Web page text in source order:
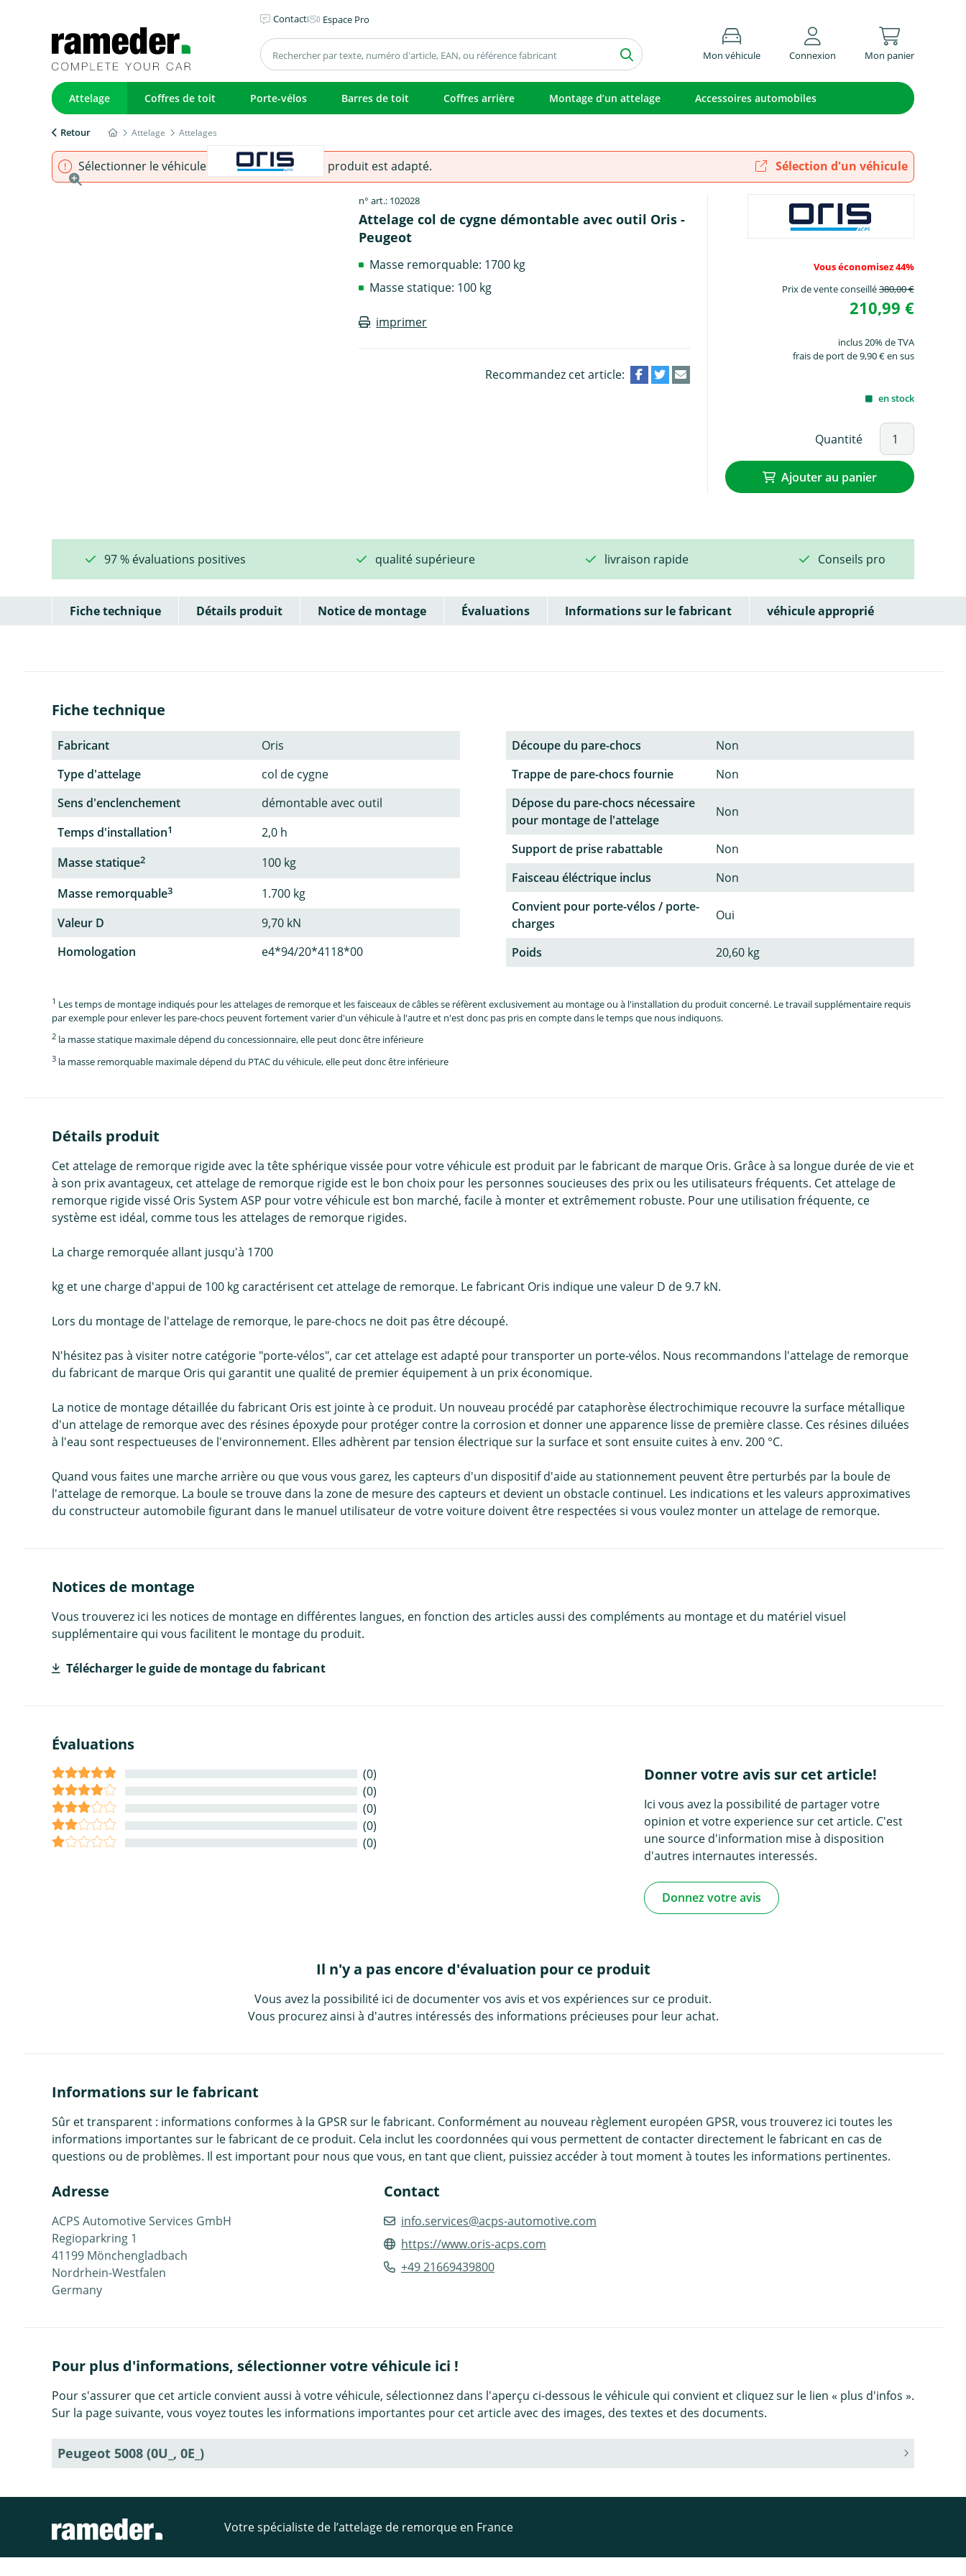
Contact Espace Pro
Mon véhicule Connexion Mon panier
Attelage Coffres de toit Porte-vélos Barres de toit Coffres arrière Montage d’un attelage Accessoires automobiles
Retour Attelage Attelages
Sélectionner le véhicule pour s'assurer que le produit est adapté. Sélection d'un véhicule
n° art.: 102028
Attelage col de cygne démontable avec outil Oris -
Peugeot
Masse remorquable: 1700 kg
Masse statique: 100 kg
imprimer
Recommandez cet article:
Vous économisez 44%
Prix de vente conseillé380,00 €
210,99 €
inclus 20% de TVA
frais de port de 9,90 € en sus
en stock
Quantité
Ajouter au panier
97 % évaluations positives qualité supérieure livraison rapide Conseils pro
Fiche technique Détails produit Notice de montage Évaluations Informations sur le fabricant véhicule approprié
Fiche technique
Fabricant
Oris
Type d'attelage
col de cygne
Sens d'enclenchement
démontable avec outil
Temps d'installation1
2,0 h
Masse statique2
100 kg
Masse remorquable3
1.700 kg
Valeur D
9,70 kN
Homologation
e4*94/20*4118*00
Découpe du pare-chocs
Non
Trappe de pare-chocs fournie
Non
Dépose du pare-chocs nécessaire
pour montage de l'attelage
Non
Support de prise rabattable
Non
Faisceau éléctrique inclus
Non
Convient pour porte-vélos / porte-
charges
Oui
Poids 20,60 kg
1 Les temps de montage indiqués pour les attelages de remorque et les faisceaux de câbles se réfèrent exclusivement au montage ou à l'installation du produit concerné. Le travail supplémentaire requis
par exemple pour enlever les pare-chocs peuvent fortement varier d'un véhicule à l'autre et n'est donc pas pris en compte dans le temps que nous indiquons.
2 la masse statique maximale dépend du concessionnaire, elle peut donc être inférieure
3 la masse remorquable maximale dépend du PTAC du véhicule, elle peut donc être inférieure
Détails produit
Cet attelage de remorque rigide avec la tête sphérique vissée pour votre véhicule est produit par le fabricant de marque Oris. Grâce à sa longue durée de vie et
à son prix avantageux, cet attelage de remorque rigide est le bon choix pour les personnes soucieuses des prix ou les utilisateurs fréquents. Cet attelage de
remorque rigide vissé Oris System ASP pour votre véhicule est bon marché, facile à monter et extrêmement robuste. Pour une utilisation fréquente, ce
système est idéal, comme tous les attelages de remorque rigides.
La charge remorquée allant jusqu'à 1700
kg et une charge d'appui de 100 kg caractérisent cet attelage de remorque. Le fabricant Oris indique une valeur D de 9.7 kN.
Lors du montage de l'attelage de remorque, le pare-chocs ne doit pas être découpé.
N'hésitez pas à visiter notre catégorie "porte-vélos", car cet attelage est adapté pour transporter un porte-vélos. Nous recommandons l'attelage de remorque
du fabricant de marque Oris qui garantit une qualité de premier équipement à un prix économique.
La notice de montage détaillée du fabricant Oris est jointe à ce produit. Un nouveau procédé par cataphorèse électrochimique recouvre la surface métallique
d'un attelage de remorque avec des résines époxyde pour protéger contre la corrosion et donner une apparence lisse de première classe. Ces résines diluées
à l'eau sont respectueuses de l'environnement. Elles adhèrent par tension électrique sur la surface et sont ensuite cuites à env. 200 °C.
Quand vous faites une marche arrière ou que vous vous garez, les capteurs d'un dispositif d'aide au stationnement peuvent être perturbés par la boule de
l'attelage de remorque. La boule se trouve dans la zone de mesure des capteurs et devient un obstacle continuel. Les indications et les valeurs approximatives
du constructeur automobile figurant dans le manuel utilisateur de votre voiture doivent être respectées si vous voulez monter un attelage de remorque.
Notices de montage
Vous trouverez ici les notices de montage en différentes langues, en fonction des articles aussi des compléments au montage et du matériel visuel
supplémentaire qui vous facilitent le montage du produit.
Télécharger le guide de montage du fabricant
Évaluations
(0)
(0)
(0)
(0)
(0)
Donner votre avis sur cet article!
Ici vous avez la possibilité de partager votre
opinion et votre experience sur cet article. C'est
une source d'information mise à disposition
d'autres internautes interessés.
Donnez votre avis
Il n'y a pas encore d'évaluation pour ce produit
Vous avez la possibilité ici de documenter vos avis et vos expériences sur ce produit.
Vous procurez ainsi à d'autres intéressés des informations précieuses pour leur achat.
Informations sur le fabricant
Sûr et transparent : informations conformes à la GPSR sur le fabricant. Conformément au nouveau règlement européen GPSR, vous trouverez ici toutes les
informations importantes sur le fabricant de ce produit. Cela inclut les coordonnées qui vous permettent de contacter directement le fabricant en cas de
questions ou de problèmes. Il est important pour nous que vous, en tant que client, puissiez accéder à tout moment à toutes les informations pertinentes.
Adresse
ACPS Automotive Services GmbH
Regioparkring 1
41199 Mönchengladbach
Nordrhein-Westfalen
Germany
Contact
info.services@acps-automotive.com
https://www.oris-acps.com
+49 21669439800
Pour plus d'informations, sélectionner votre véhicule ici !
Pour s'assurer que cet article convient aussi à votre véhicule, sélectionnez dans l'aperçu ci-dessous le véhicule qui convient et cliquez sur le lien « plus d'infos ».
Sur la page suivante, vous voyez toutes les informations importantes pour cet article avec des images, des textes et des documents.
Peugeot 5008 (0U_, 0E_)
Votre spécialiste de l’attelage de remorque en France